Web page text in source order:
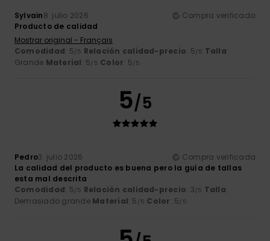
Sylvain8. julio 2026
Compra verificada
Producto de calidad
Mostrar original - Français
Comodidad: 5/5 Relación calidad-precio: 5/5 Talla:
Grande Material: 5/5 Color: 5/5
5/5
Pedro3. julio 2026
Compra verificada
La calidad del producto es buena pero la guía de tallas
esta mal descrita
Comodidad: 5/5 Relación calidad-precio: 3/5 Talla:
Demasiado grande Material: 5 /5 Color: 5/5